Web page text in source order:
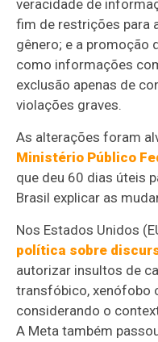
veracidade de
fim de restrições para
gênero; e a promoção
como informações
exclusão apenas de
violações graves.
As alterações foram
Ministério Público
que deu 60 dias úteis
Brasil explicar as
Nos Estados Unidos
política sobre
autorizar insultos de
transfóbico, xenófobo
considerando o
A Meta também